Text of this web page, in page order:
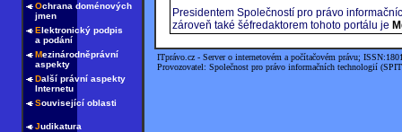
Ochrana doménových
jmen
Elektronický podpis
a podání
Mezinárodněprávní
aspekty
Další právní aspekty
Internetu
Související oblasti
Judikatura
Presidentem Společností pro právo
zároveň také šéfredaktorem tohoto portálu je
ITprávo.cz - Server o internetovém a počítačovém právu;
Provozovatel: Společnost pro právo informačních technologií